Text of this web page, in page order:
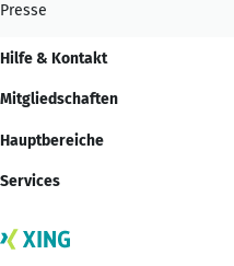
Presse
Hilfe & Kontakt
Mitgliedschaften
Hauptbereiche
Services